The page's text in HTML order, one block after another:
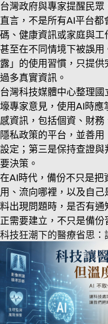
台灣政府與專家提醒民
直言，不是所有AI平台
碼、健康資訊或家庭與工
甚至在不同情境下被誤
露」的使用習慣，只提
過多真實資訊。
台灣科技媒體中心整理
壕專家意見，使用AI時
感資訊，包括個資、財
隱私政策的平台，並善
設定；第三是保持查證
要決策。
在AI時代，備份不只是
用、流向哪裡，以及自
料出現問題時，是否有
正需要建立，不只是備份
科技狂潮下的醫療省思：